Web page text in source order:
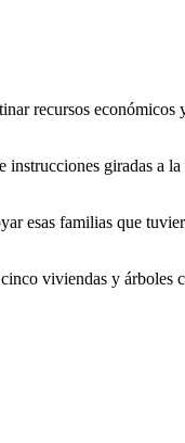
recursos económicos
giradas a
esas familias que
viviendas y